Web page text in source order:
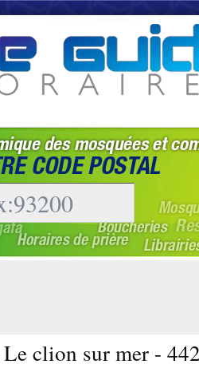
clion sur mer -